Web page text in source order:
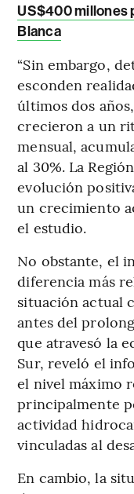
US$400 millones
Blanca
“Sin embargo,
esconden
últimos dos
crecieron a un
mensual,
al 30%. La
evolución
un crecimiento
el estudio.
No obstante, el
diferencia más
situación actual
antes del
que atravesó la
Sur, reveló el
el nivel máximo
principalmente
actividad
vinculadas al
En cambio, la